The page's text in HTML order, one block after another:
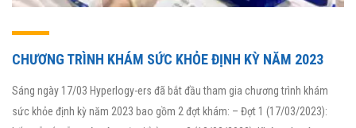
CHƯƠNG TRÌNH KHÁM SỨC KHỎE ĐỊNH KỲ NĂM 2023
Sáng ngày 17/03 Hyperlogy-ers đã bắt đầu tham gia chương trình khám
sức khỏe định kỳ năm 2023 bao gồm 2 đợt khám: – Đợt 1 (17/03/2023):